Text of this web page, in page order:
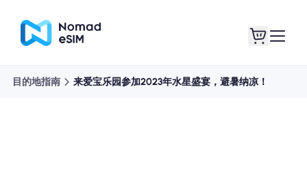
目的地指南 来爱宝乐园参加2023年水星盛宴，避暑纳凉！